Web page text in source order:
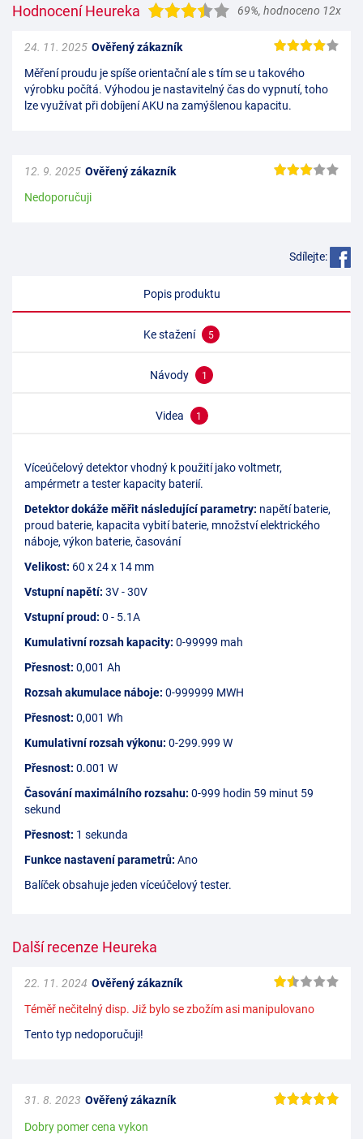
Hodnocení Heureka 69%, hodnoceno 12x
Ověřený zákazník
24. 11. 2025
Měření proudu je spíše orientační ale s tím se u takového
výrobku počítá. Výhodou je nastavitelný čas do vypnutí, toho
lze využívat při dobíjení AKU na zamýšlenou kapacitu.
Ověřený zákazník
12. 9. 2025
Nedoporučuji
Sdílejte:
Popis produktu
Ke stažení 5
Návody 1
Videa 1
Víceúčelový detektor vhodný k použití jako voltmetr,
ampérmetra tester kapacity baterií.
Detektor dokáže měřit následující parametry: napětí baterie,
proud baterie, kapacita vybití baterie, množství elektrického
náboje, výkon baterie, časování
Velikost: 60 x 24 x 14 mm
Vstupní napětí: 3V - 30V
Vstupní proud: 0 - 5.1A
Kumulativní rozsah kapacity: 0-99999 mah
Přesnost: 0,001 Ah
Rozsah akumulace náboje: 0-999999 MWH
Přesnost: 0,001 Wh
Kumulativní rozsah výkonu: 0-299.999 W
Přesnost: 0.001 W
Časování maximálního rozsahu: 0-999 hodin 59 minut 59
sekund
Přesnost: 1 sekunda
Funkce nastavení parametrů: Ano
Balíček obsahuje jeden víceúčelový tester.
Další recenze Heureka
Ověřený zákazník
22. 11. 2024
Téměř nečitelný disp. Již bylo se zbožím asi manipulovano
Tento typ nedoporučuji!
Ověřený zákazník
31. 8. 2023
Dobry pomer cena vykon